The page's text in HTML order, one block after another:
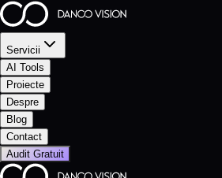
Servicii
AI Tools
Proiecte
Despre
Blog
Contact
Audit Gratuit